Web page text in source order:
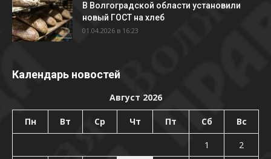
В Волгоградской области установили
новый ГОСТ на хлеб
01.04.2026 в 16:23
Календарь новостей
Август 2026
Пн Вт Ср Чт Пт Сб Вс
1
2